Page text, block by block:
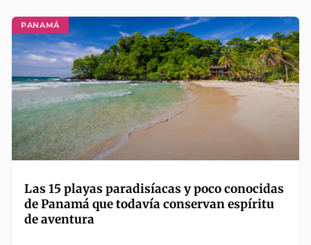
PANAMÁ
Las 15 playas paradisíacas y poco conocidas
de Panamá que todavía conservan espíritu
de aventura